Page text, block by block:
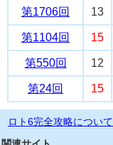
第1706回 13
第1104回 15
第550回 12
第24回 15
ロト6完全攻略について